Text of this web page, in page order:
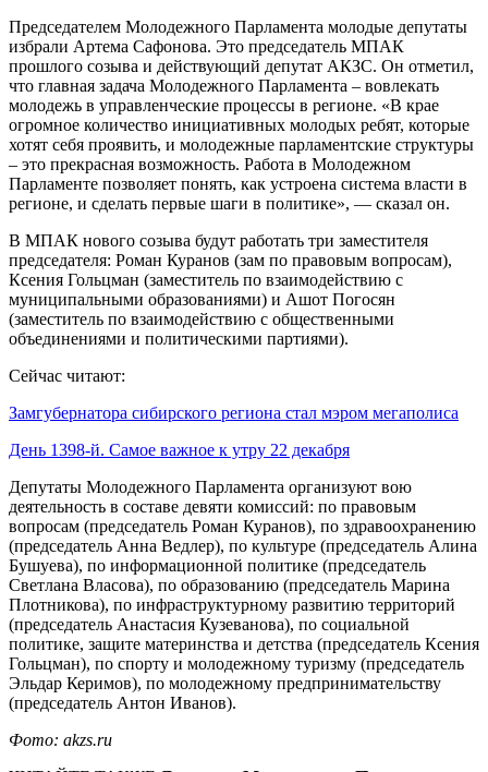
Председателем Молодежного Парламента молодые депутаты
избрали Артема Сафонова. Это председатель МПАК
прошлого созыва и действующий депутат АКЗС. Он отметил,
что главная задача Молодежного Парламента – вовлекать
молодежь в управленческие процессы в регионе. «В крае
огромное количество инициативных молодых ребят, которые
хотят себя проявить, и молодежные парламентские структуры
– это прекрасная возможность. Работа в Молодежном
Парламенте позволяет понять, как устроена система власти в
регионе, и сделать первые шаги в политике», — сказал он.
В МПАК нового созыва будут работать три заместителя
председателя: Роман Куранов (зам по правовым вопросам),
Ксения Гольцман (заместитель по взаимодействию с
муниципальными образованиями) и Ашот Погосян
(заместитель по взаимодействию с общественными
объединениями и политическими партиями).
Сейчас читают:
Замгубернатора сибирского региона стал мэром мегаполиса
День 1398-й. Самое важное к утру 22 декабря
Депутаты Молодежного Парламента организуют вою
деятельность в составе девяти комиссий: по правовым
вопросам (председатель Роман Куранов), по здравоохранению
(председатель Анна Ведлер), по культуре (председатель Алина
Бушуева), по информационной политике (председатель
Светлана Власова), по образованию (председатель Марина
Плотникова), по инфраструктурному развитию территорий
(председатель Анастасия Кузеванова), по социальной
политике, защите материнства и детства (председатель Ксения
Гольцман), по спорту и молодежному туризму (председатель
Эльдар Керимов), по молодежному предпринимательству
(председатель Антон Иванов).
Фото: akzs.ru